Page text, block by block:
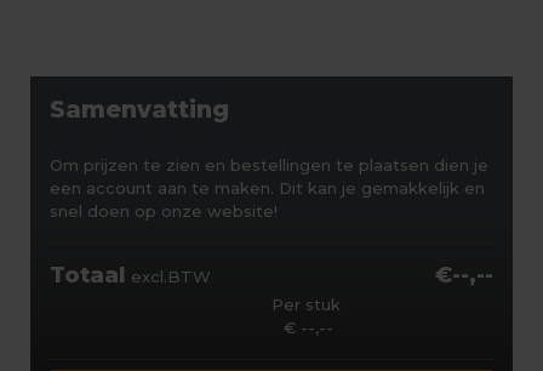
Samenvatting
Om prijzen te zien en bestellingen te plaatsen dien je
een account aan te maken. Dit kan je gemakkelijk en
snel doen op onze website!
Totaal excl.BTW €--,--
Per stuk
€ --,--